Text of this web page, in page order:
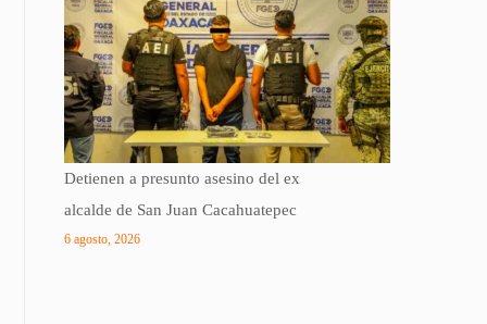
Detienen a presunto asesino del ex
alcalde de San Juan Cacahuatepec
6 agosto, 2026